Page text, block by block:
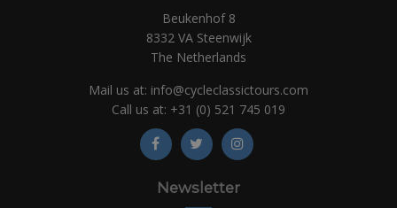
Beukenhof 8
8332 VA Steenwijk
The Netherlands
Mail us at: info@cycleclassictours.com
Call us at: +31 (0) 521 745 019
Newsletter